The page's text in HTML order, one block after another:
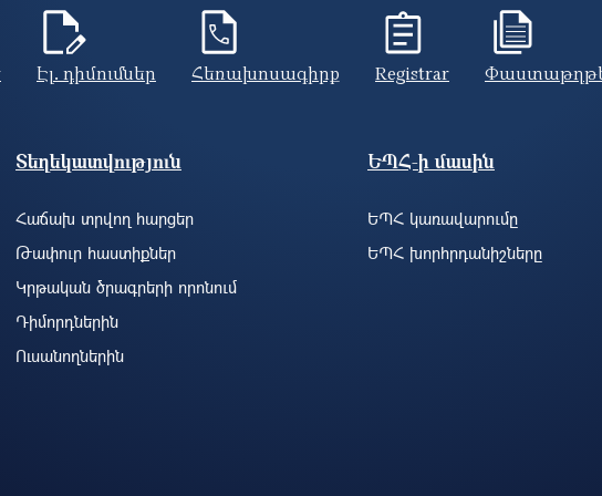
Էլ. դիմումներ Հեռախոսագիրք Registrar
Տեղեկատվություն
Հաճախ տրվող հարցեր
Թափուր հաստիքներ
Կրթական ծրագրերի որոնում
Դիմորդներին
Ուսանողներին
ԵՊՀ-ի մասին
ԵՊՀ կառավարումը
ԵՊՀ խորհրդանիշները